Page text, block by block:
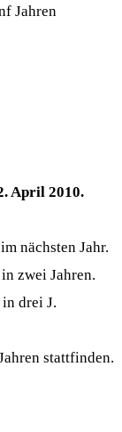
Jahren
April 2010.
nächsten Jahr.
zwei Jahren.
drei J.
stattfinden.